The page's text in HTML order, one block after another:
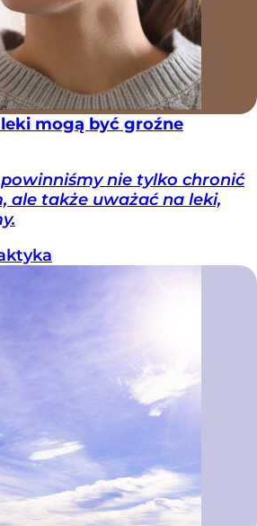
mogą być groźne
powinniśmy nie tylko chronić
ale także uważać na leki,